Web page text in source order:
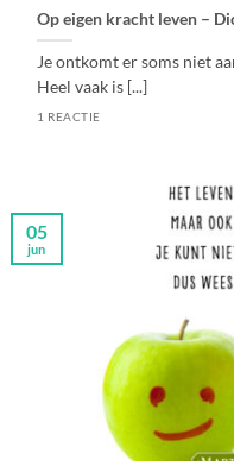
Op eigen kracht leven –
Je ontkomt er soms niet
Heel vaak is [...]
1 REACTIE
05
jun